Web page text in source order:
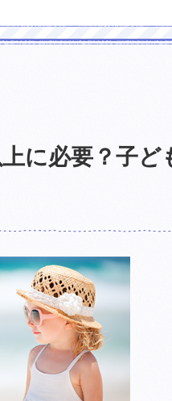
に必要？子ど